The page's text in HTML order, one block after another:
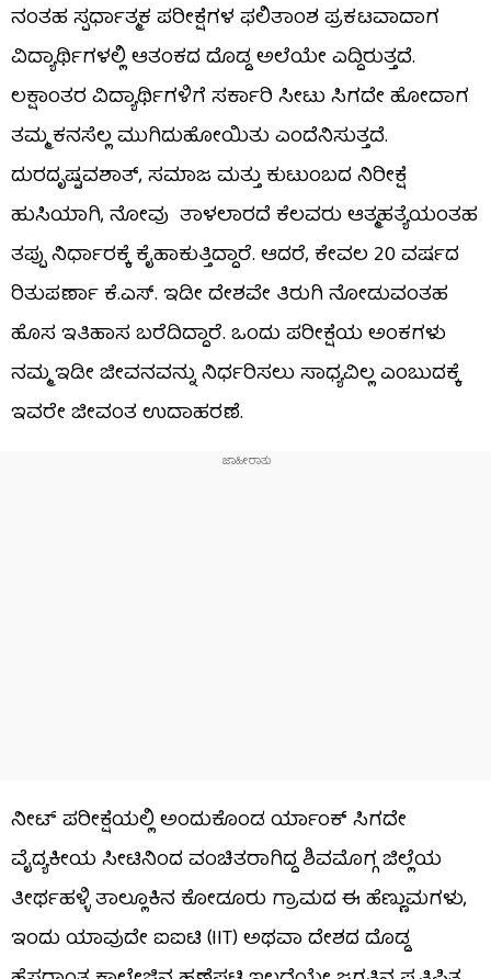
ನಂತಹ ಸ್ಪರ್ಧಾತ್ಮಕ ಪರೀಕ್ಷೆಗಳ ಫಲಿತಾಂಶ ಪ್ರಕಟವಾದಾಗ
ವಿದ್ಯಾರ್ಥಿಗಳಲ್ಲಿ ಆತಂಕದ ದೊಡ್ಡ ಅಲೆಯೇ ಎದ್ದಿರುತ್ತದೆ.
ಲಕ್ಷಾಂತರ ವಿದ್ಯಾರ್ಥಿಗಳಿಗೆ ಸರ್ಕಾರಿ ಸೀಟು ಸಿಗದೇ ಹೋದಾಗ
ತಮ್ಮ ಕನಸೆಲ್ಲ ಮುಗಿದುಹೋಯಿತು ಎಂದೆನಿಸುತ್ತದೆ.
ದುರದೃಷ್ಟವಶಾತ್, ಸಮಾಜ ಮತ್ತು ಕುಟುಂಬದ ನಿರೀಕ್ಷೆ
ಹುಸಿಯಾಗಿ, ನೋವು ತಾಳಲಾರದೆ ಕೆಲವರು ಆತ್ಮಹತ್ಯೆಯಂತಹ
ತಪ್ಪು ನಿರ್ಧಾರಕ್ಕೆ ಕೈಹಾಕುತ್ತಿದ್ದಾರೆ. ಆದರೆ, ಕೇವಲ 20 ವರ್ಷದ
ರಿತುಪರ್ಣಾ ಕೆ.ಎಸ್. ಇಡೀ ದೇಶವೇ ತಿರುಗಿ ನೋಡುವಂತಹ
ಹೊಸ ಇತಿಹಾಸ ಬರೆದಿದ್ದಾರೆ. ಒಂದು ಪರೀಕ್ಷೆಯ ಅಂಕಗಳು
ನಮ್ಮ ಇಡೀ ಜೀವನವನ್ನು ನಿರ್ಧರಿಸಲು ಸಾಧ್ಯವಿಲ್ಲ ಎಂಬುದಕ್ಕೆ
ಇವರೇ ಜೀವಂತ ಉದಾಹರಣೆ.
ನೀಟ್ ಪರೀಕ್ಷೆಯಲ್ಲಿ ಅಂದುಕೊಂಡ ರ್ಯಾಂಕ್ ಸಿಗದೇ
ವೈದ್ಯಕೀಯ ಸೀಟಿನಿಂದ ವಂಚಿತರಾಗಿದ್ದ ಶಿವಮೊಗ್ಗ ಜಿಲ್ಲೆಯ
ತೀರ್ಥಹಳ್ಳಿ ತಾಲ್ಲೂಕಿನ ಕೋಡೂರು ಗ್ರಾಮದ ಈ ಹೆಣ್ಣುಮಗಳು,
ಇಂದು ಯಾವುದೇ ಐಐಟಿ (IIT) ಅಥವಾ ದೇಶದ ದೊಡ್ಡ